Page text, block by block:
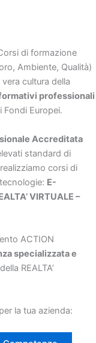
di formazione
Ambiente, Qualità)
cultura della
professionali
Fondi Europei.
Accreditata
standard di
realizziamo corsi di
E-
VIRTUALE –
ACTION
specializzata e
REALTA’
la tua azienda: